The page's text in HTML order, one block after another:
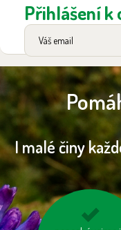
Přihlášení k
I malé činy